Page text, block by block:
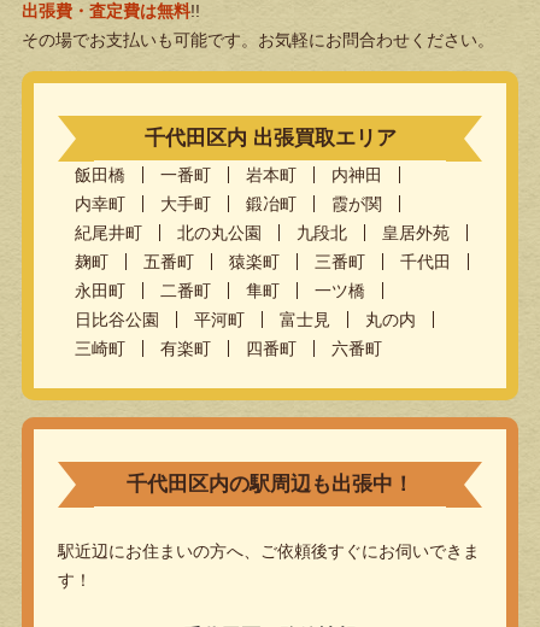
出張費・査定費は無料!!
その場でお支払いも可能です。お気軽にお問合わせください。
千代田区内 出張買取エリア
飯田橋 一番町 岩本町
内神田
内幸町
大手町 鍛冶町
霞が関
紀尾井町
北の丸公園 九段北
皇居外苑
麹町
五番町 猿楽町 三番町
千代田
永田町
二番町 隼町
一ツ橋
日比谷公園
平河町 富士見
丸の内
三崎町
有楽町 四番町 六番町
千代田区内の駅周辺も出張中！
駅近辺にお住まいの方へ、ご依頼後すぐにお伺いできま
す！